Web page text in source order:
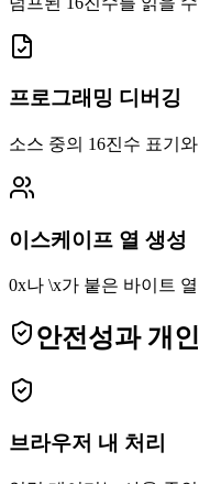
프로그래밍 디버깅
소스 중의 16진수 표기
이스케이프 열 생성
0x나 \x가 붙은 바이트
안전성과 개
브라우저 내 처리